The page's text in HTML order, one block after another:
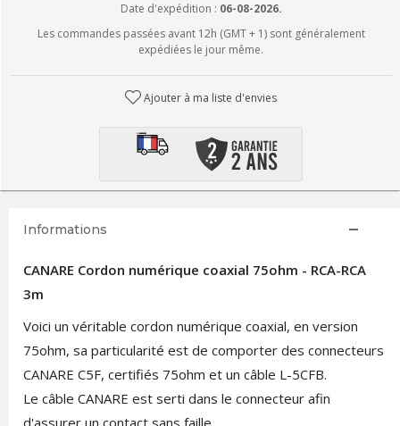
Date d'expédition : 06-08-2026.
Les commandes passées avant 12h (GMT + 1) sont généralement
expédiées le jour même.
Ajouter à ma liste d'envies
Informations
CANARE Cordon numérique coaxial 75ohm - RCA-RCA
3m
Voici un véritable cordon numérique coaxial, en version
75ohm, sa particularité est de comporter des connecteurs
CANARE C5F, certifiés 75ohm et un câble L-5CFB.
Le câble CANARE est serti dans le connecteur afin
d'assurer un contact sans faille.